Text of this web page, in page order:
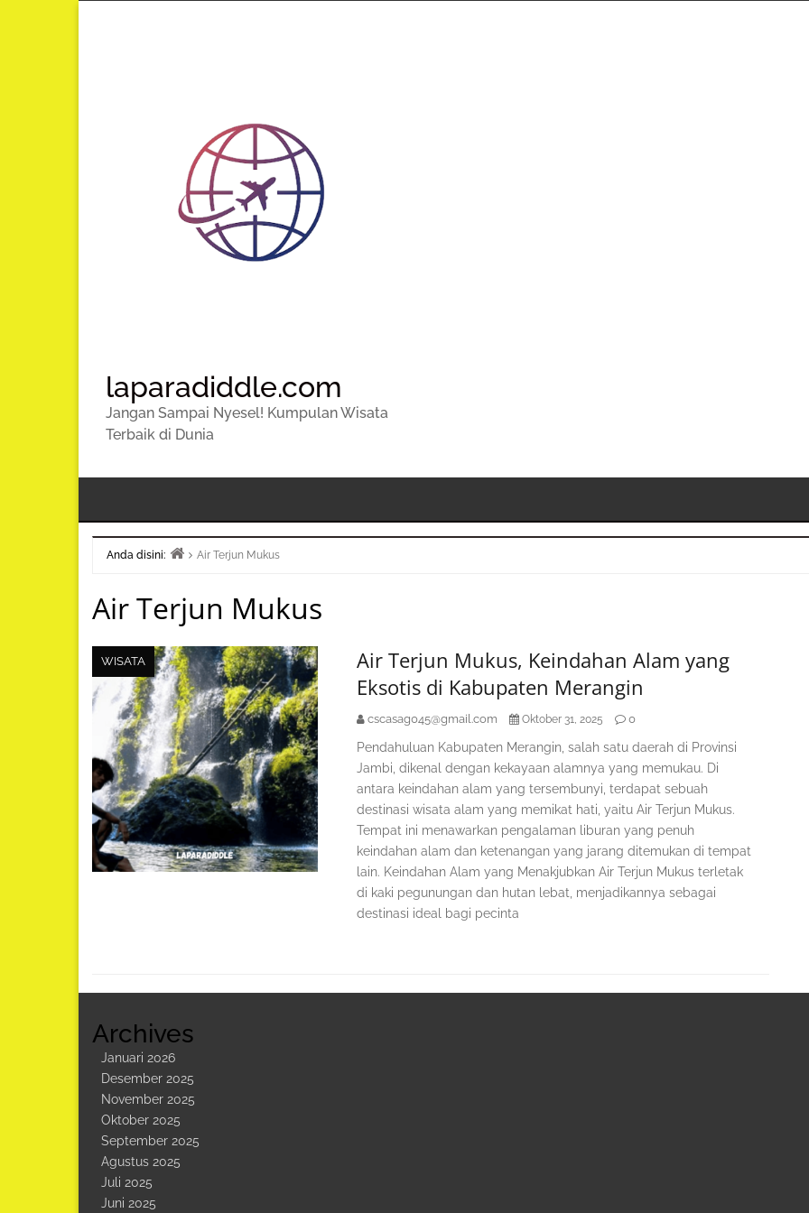
laparadiddle.com
Jangan Sampai Nyesel! Kumpulan Wisata
Terbaik di Dunia
Anda disini:
Air Terjun Mukus
Air Terjun Mukus
WISATA
Air Terjun Mukus, Keindahan Alam yang
Eksotis di Kabupaten Merangin
cscasag045@gmail.com Oktober 31, 2025 0
Pendahuluan Kabupaten Merangin, salah satu daerah di Provinsi
Jambi, dikenal dengan kekayaan alamnya yang memukau. Di
antara keindahan alam yang tersembunyi, terdapat sebuah
destinasi wisata alam yang memikat hati, yaitu Air Terjun Mukus.
Tempat ini menawarkan pengalaman liburan yang penuh
keindahan alam dan ketenangan yang jarang ditemukan di tempat
lain. Keindahan Alam yang Menakjubkan Air Terjun Mukus terletak
di kaki pegunungan dan hutan lebat, menjadikannya sebagai
destinasi ideal bagi pecinta
Archives
Januari 2026
Desember 2025
November 2025
Oktober 2025
September 2025
Agustus 2025
Juli 2025
Juni 2025